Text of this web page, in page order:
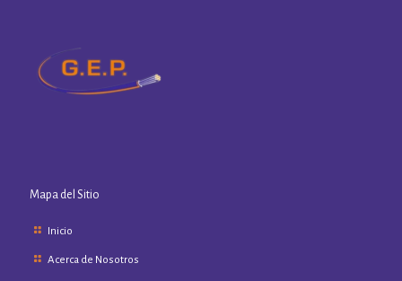
Mapa del Sitio
Inicio
Acerca de Nosotros